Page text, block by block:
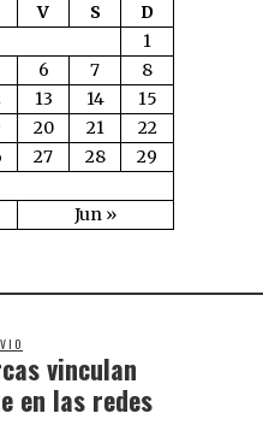
V S D
Jun »
1
6 7
8
13 14
15
20 21
22
27 28
29
vinculan
en las redes